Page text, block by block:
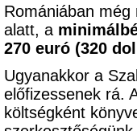
Romániában
alatt, a
270 euró (320
Ugyanakkor a
előfizessenek rá.
költségként